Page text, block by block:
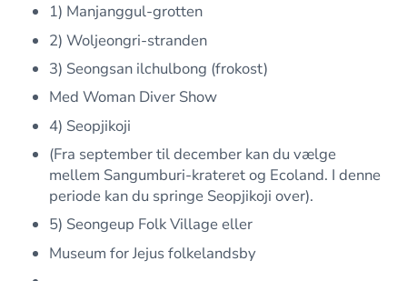
1) Manjanggul-grotten
2) Woljeongri-stranden
3) Seongsan ilchulbong (frokost)
Med Woman Diver Show
4) Seopjikoji
(Fra september til december kan du vælge
mellem Sangumburi-krateret og Ecoland. I denne
periode kan du springe Seopjikoji over).
5) Seongeup Folk Village eller
Museum for Jejus folkelandsby